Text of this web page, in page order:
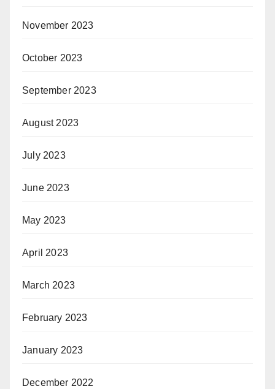
November 2023
October 2023
September 2023
August 2023
July 2023
June 2023
May 2023
April 2023
March 2023
February 2023
January 2023
December 2022